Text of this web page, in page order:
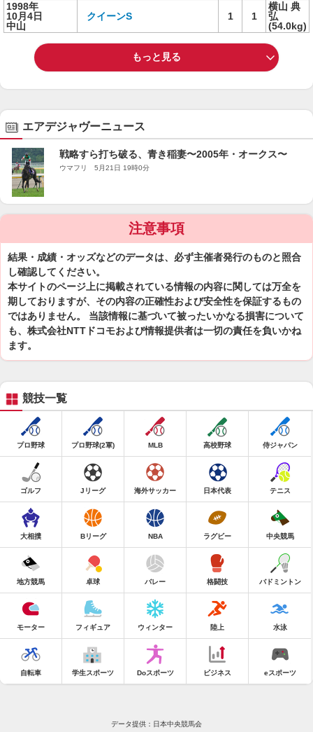
1998年
10月4日
中山
クイーンS 1 1
横山 典
弘
(54.0kg)
もっと見る
エアデジャヴーニュース
戦略すら打ち破る、青き稲妻〜2005年・オークス〜
ウマフリ 5月21日 19時0分
注意事項
結果・成績・オッズなどのデータは、必ず主催者発行のものと照合
し確認してください。
本サイトのページ上に掲載されている情報の内容に関しては万全を
期しておりますが、その内容の正確性および安全性を保証するもの
ではありません。 当該情報に基づいて被ったいかなる損害について
も、株式会社NTTドコモおよび情報提供者は一切の責任を負いかね
ます。
競技一覧
プロ野球 プロ野球(2軍) MLB 高校野球 侍ジャパン
ゴルフ Jリーグ 海外サッカー 日本代表 テニス
大相撲 Bリーグ NBA ラグビー 中央競馬
地方競馬 卓球 バレー 格闘技 バドミントン
モーター フィギュア ウィンター 陸上 水泳
自転車 学生スポーツ Doスポーツ ビジネス eスポーツ
データ提供：日本中央競馬会